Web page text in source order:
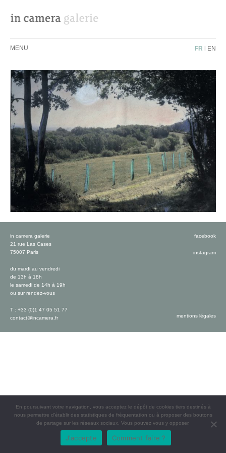
MENU FR | EN
in camera galerie
21 rue Las Cases
75007 Paris
du mardi au vendredi
de 13h à 18h
le samedi de 14h à 19h
ou sur rendez-vous
T : +33 (0)1 47 05 51 77
contact@incamera.fr
facebook
instagram
mentions légales
En poursuivant votre navigation, vous acceptez le dépôt de cookies tiers destinés à
nous permettre d’établir des statistiques de fréquentation ou à proposer des boutons
de partage sur les réseaux sociaux. Vous pouvez vous y opposer.
J'accepte Comment faire ?